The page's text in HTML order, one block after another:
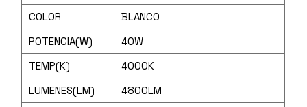
COLOR
BLANCO
POTENCIA(W)
40W
TEMP(K)
4000K
LUMENES(LM)
4800LM